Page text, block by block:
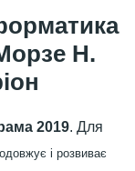
Н.
2019. Для
і розвиває